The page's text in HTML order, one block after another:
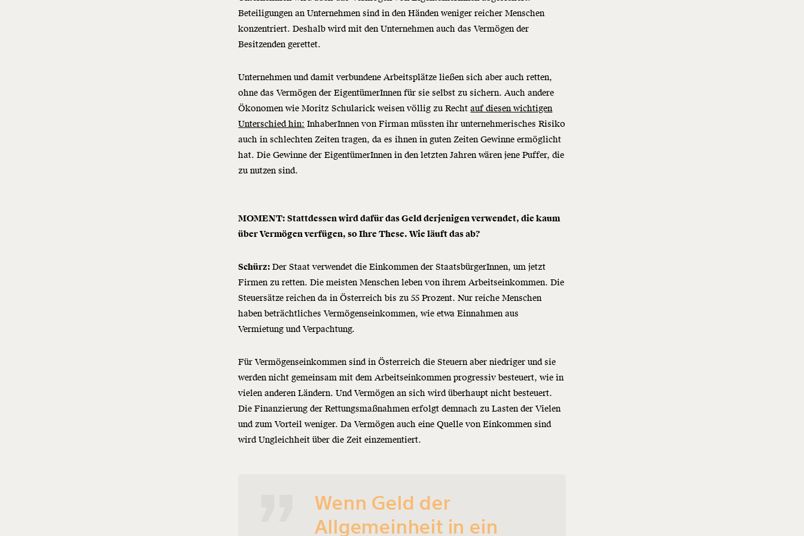
Beteiligungen an Unternehmen sind in den Händen weniger reicher Menschen
konzentriert. Deshalb wird mit den Unternehmen auch das Vermögen der
Besitzenden gerettet.
Unternehmen und damit verbundene Arbeitsplätze ließen sich aber auch retten,
ohne das Vermögen der EigentümerInnen für sie selbst zu sichern. Auch andere
Ökonomen wie Moritz Schularick weisen völlig zu Rechtauf diesen wichtigen
Unterschied hin: InhaberInnen von Firman müssten ihr unternehmerisches Risiko
auch in schlechten Zeiten tragen, da es ihnen in guten Zeiten Gewinne ermöglicht
hat. Die Gewinne der EigentümerInnen in den letzten Jahren wären jene Puffer, die
zu nutzen sind.
MOMENT: Stattdessen wird dafür das Geld derjenigen verwendet, die kaum
über Vermögen verfügen, so Ihre These. Wie läuft das ab?
Schürz:Der Staat verwendet die Einkommen der StaatsbürgerInnen, um jetzt
Firmen zu retten. Die meisten Menschen leben von ihrem Arbeitseinkommen. Die
Steuersätze reichen da in Österreich bis zu 55 Prozent. Nur reiche Menschen
haben beträchtliches Vermögenseinkommen, wie etwa Einnahmen aus
Vermietung und Verpachtung.
Für Vermögenseinkommen sind in Österreich die Steuern aber niedriger und sie
werden nicht gemeinsam mit dem Arbeitseinkommen progressiv besteuert, wie in
vielen anderen Ländern. Und Vermögen an sich wird überhaupt nicht besteuert.
Die Finanzierung der Rettungsmaßnahmen erfolgt demnach zu Lasten der Vielen
und zum Vorteil weniger. Da Vermögen auch eine Quelle von Einkommen sind
wird Ungleichheit über die Zeit einzementiert.
Wenn Geld der
Allgemeinheit in ein